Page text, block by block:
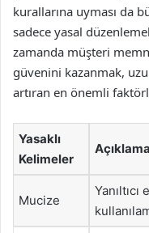
kurallarına uyması da
sadece yasal
zamanda müşteri
güvenini kazanmak,
artıran en önemli
Yasaklı
Kelimeler
Açıklama
Mucize